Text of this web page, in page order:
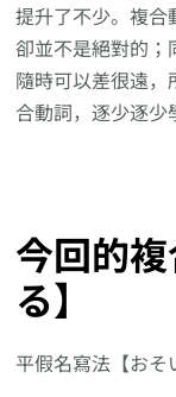
提升了不少。複合
卻並不是絕對的；
隨時可以差很遠
合動詞，逐少逐少
今回的
る】
平假名寫法【おそ